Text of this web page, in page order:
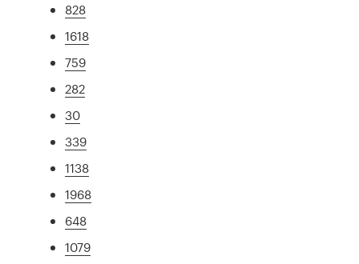
828
1618
759
282
30
339
1138
1968
648
1079